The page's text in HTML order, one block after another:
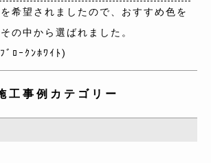
希望されましたので、おすすめ色を
の中から選ばれました。
ﾞﾛｰｸﾝﾎﾜｲﾄ)
工事例カテゴリー